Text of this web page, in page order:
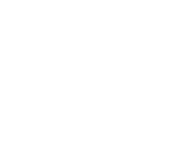
Esta fase de
seguimiento del
disponibles, con el
autoridades
en general. El 112